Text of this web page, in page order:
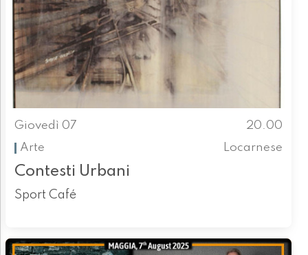
Giovedì 07
20.00
Arte
Locarnese
Contesti Urbani
Sport Café